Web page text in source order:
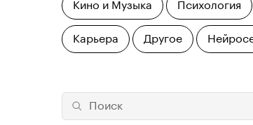
Кино и Музыка Психология
Карьера Другое